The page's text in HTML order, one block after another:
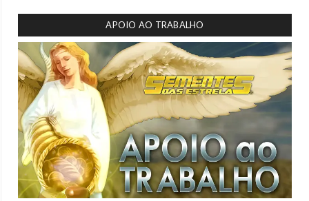
APOIO AO TRABALHO